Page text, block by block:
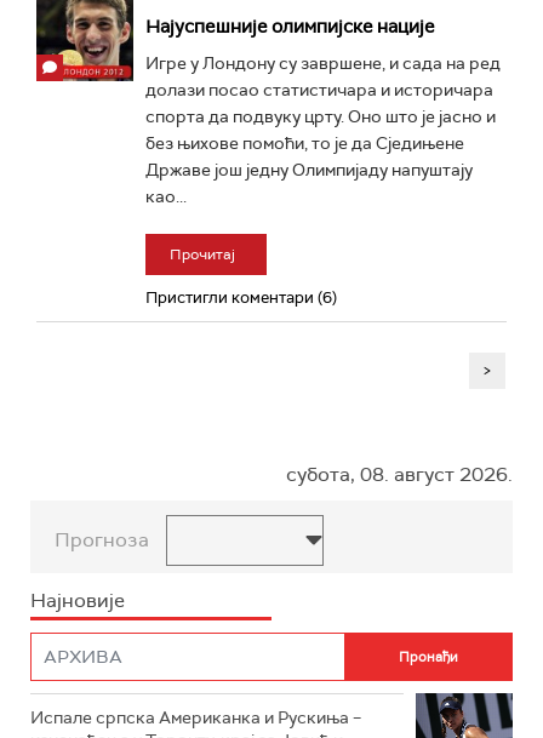
Најуспешније олимпијске нације
Игре у Лондону су завршене, и сада на ред
долази посао статистичара и историчара
спорта да подвуку црту. Оно што је јасно и
без њихове помоћи, то је да Сједињене
Државе још једну Олимпијаду напуштају
као...
Прочитај
Пристигли коментари (6)
>
субота, 08. август 2026.
Прогноза
Најновије
Испале српска Американка и Рускиња –